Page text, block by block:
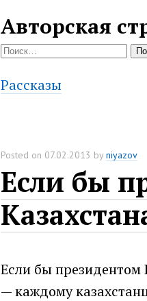
Авторская
Найти:
Рассказы
Posted on 07.02.2013 by niyazov
Если бы
Если бы президентом
— каждому